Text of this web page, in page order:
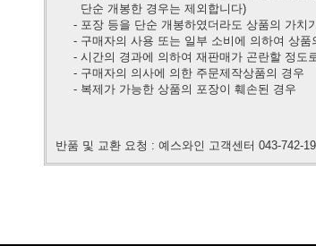
단순 개봉한 경우는 제외합니다)
- 포장 등을 단순 개봉하였더라도 상품의 가치
- 구매자의 사용 또는 일부 소비에 의하여 상품
- 시간의 경과에 의하여 재판매가 곤란할 정도
- 구매자의 의사에 의한 주문제작상품의 경우
- 복제가 가능한 상품의 포장이 훼손된 경우
반품 및 교환 요청 : 예스와인 고객센터 043-742-